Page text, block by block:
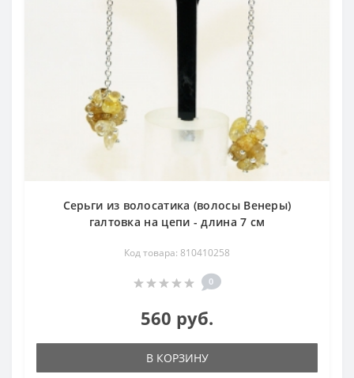
Серьги из волосатика (волосы Венеры)
галтовка на цепи - длина 7 см
Код товара: 810410258
0
560 руб.
В КОРЗИНУ